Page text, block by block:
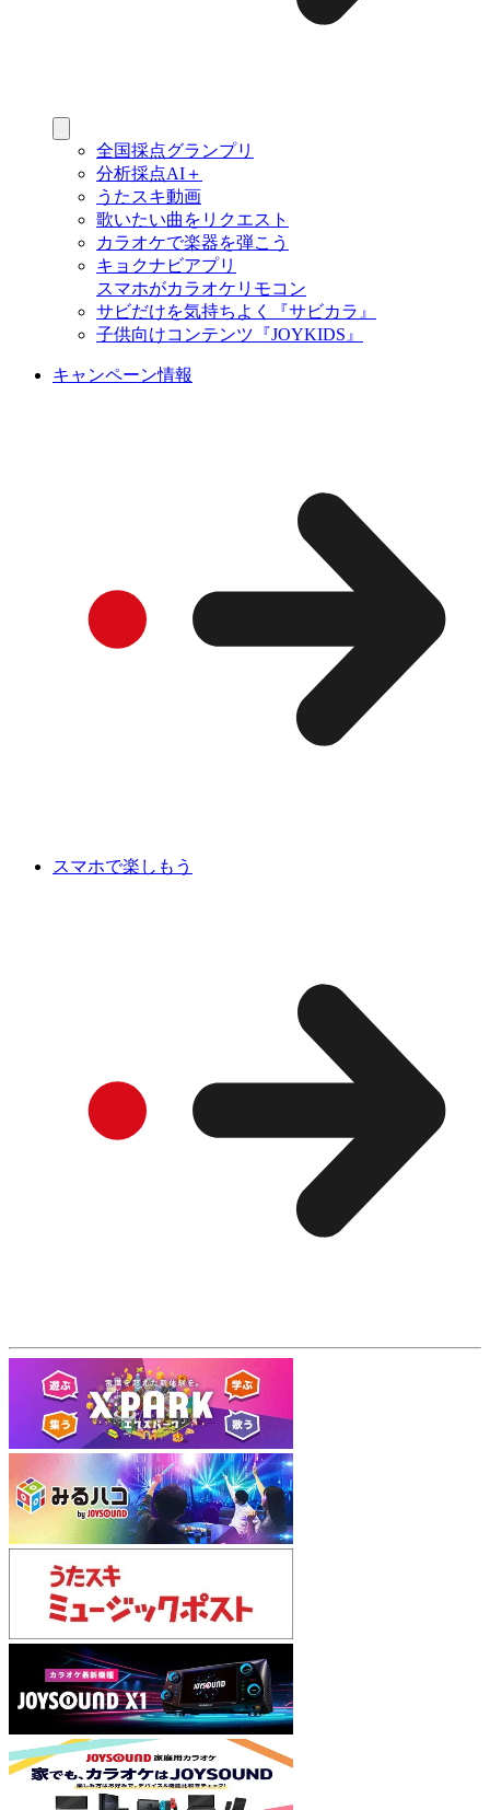
全国採点グランプリ
分析採点AI＋
うたスキ動画
歌いたい曲をリクエスト
カラオケで楽器を弾こう
キョクナビアプリ
スマホがカラオケリモコン
サビだけを気持ちよく『サビカラ』
子供向けコンテンツ『JOYKIDS』
キャンペーン情報
スマホで楽しもう